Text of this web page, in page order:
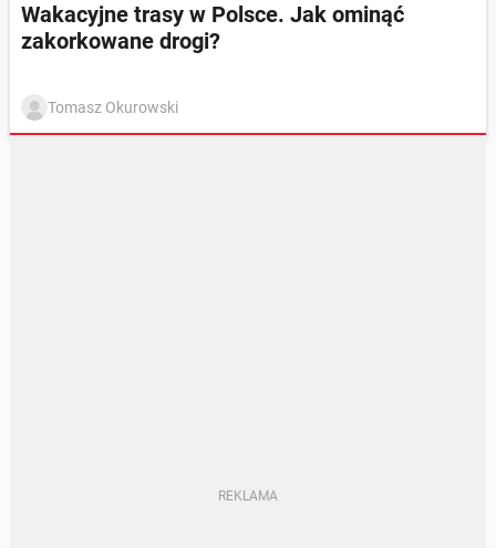
Wakacyjne trasy w Polsce. Jak ominąć
zakorkowane drogi?
Tomasz Okurowski